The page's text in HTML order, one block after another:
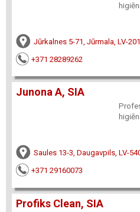
Jūrkalnes 5-71, Jūrmala, LV-
+371 28289262
Junona A, SIA
Saules 13-3, Daugavpils, LV-
+371 29160073
Profiks Clean, SIA